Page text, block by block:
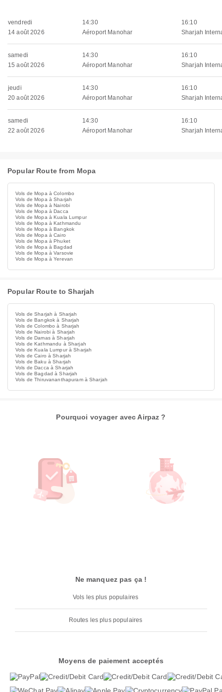
vendredi
14 août 2026
14:30
Aéroport Manohar
16:10
Sharjah
samedi
15 août 2026
14:30
Aéroport Manohar
16:10
Sharjah
jeudi
20 août 2026
14:30
Aéroport Manohar
16:10
Sharjah
samedi
22 août 2026
14:30
Aéroport Manohar
16:10
Sharjah
Popular Route from Mopa
Vols de Mopa à Colombo
Vols de Mopa à Sharjah
Vols de Mopa à Nairobi
Vols de Mopa à Dacca
Vols de Mopa à Kuala Lumpur
Vols de Mopa à Kathmandu
Vols de Mopa à Bangkok
Vols de Mopa à Cairo
Vols de Mopa à Phuket
Vols de Mopa à Bagdad
Vols de Mopa à Varsovie
Vols de Mopa à Yerevan
Popular Route to Sharjah
Vols de Sharjah à Sharjah
Vols de Bangkok à Sharjah
Vols de Colombo à Sharjah
Vols de Nairobi à Sharjah
Vols de Damas à Sharjah
Vols de Kathmandu à Sharjah
Vols de Kuala Lumpur à Sharjah
Vols de Cairo à Sharjah
Vols de Baku à Sharjah
Vols de Dacca à Sharjah
Vols de Bagdad à Sharjah
Vols de Thiruvananthapuram à Sharjah
Pourquoi voyager avec Airpaz ?
Ne manquez pas ça !
Vols les plus populaires
Routes les plus populaires
Moyens de paiement acceptés